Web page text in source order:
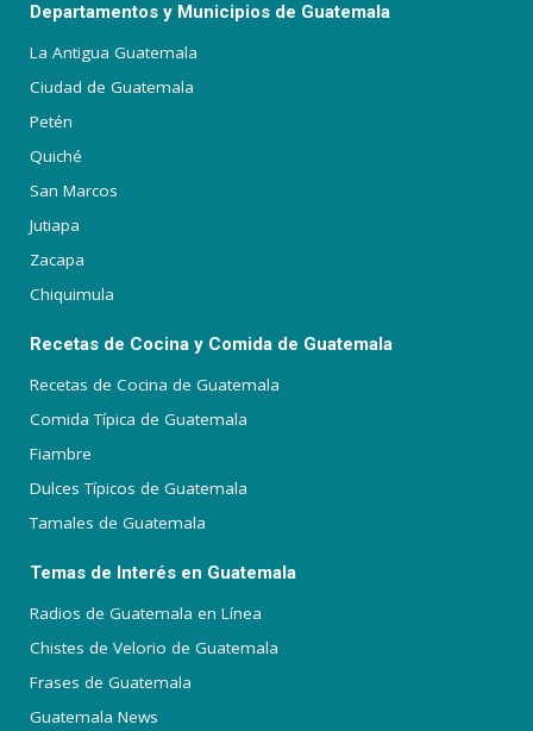
Departamentos y Municipios de Guatemala
La Antigua Guatemala
Ciudad de Guatemala
Petén
Quiché
San Marcos
Jutiapa
Zacapa
Chiquimula
Recetas de Cocina y Comida de Guatemala
Recetas de Cocina de Guatemala
Comida Típica de Guatemala
Fiambre
Dulces Típicos de Guatemala
Tamales de Guatemala
Temas de Interés en Guatemala
Radios de Guatemala en Línea
Chistes de Velorio de Guatemala
Frases de Guatemala
Guatemala News